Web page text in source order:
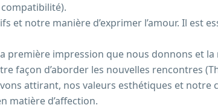
et notre manière d’exprimer l’amour. Il est
première impression que nous donnons et
façon d’aborder les nouvelles rencontres
attirant, nos valeurs esthétiques et
matière d’affection.